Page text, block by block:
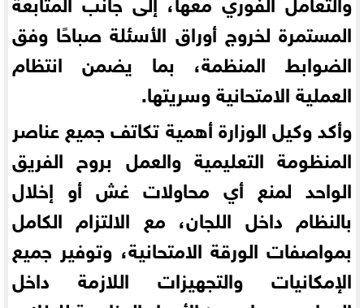
المستمرة لخروج أوراق الأسئلة صباحًا وفق
الضوابط المنظمة، بما يضمن انتظام
العملية الامتحانية وسريتها.
وأكد وكيل الوزارة أهمية تكاتف جميع عناصر
المنظومة التعليمية والعمل بروح الفريق
الواحد لمنع أي محاولات غش أو إخلال
بالنظام داخل اللجان، مع الالتزام الكامل
بمواصفات الورقة الامتحانية، وتوفير جميع
الإمكانيات والتجهيزات اللازمة داخل